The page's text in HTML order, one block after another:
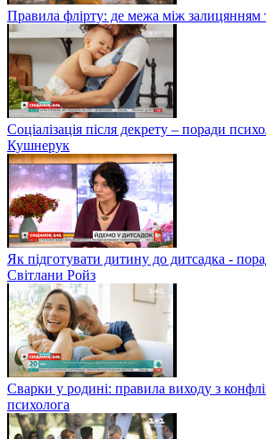
Правила флірту: де межа між залицянням
Соціалізація після декрету – поради
Кушнерук
Як підготувати дитину до дитсадка -
Світлани Ройз
Сварки у родині: правила виходу з
психолога